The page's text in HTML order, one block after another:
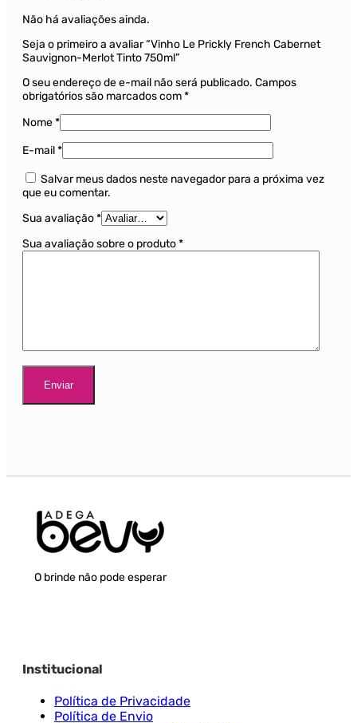
Não há avaliações ainda.
Seja o primeiro a avaliar “Vinho Le Prickly French Cabernet
Sauvignon-Merlot Tinto 750ml”
O seu endereço de e-mail não será publicado. Campos
obrigatórios são marcados com*
Nome*
E-mail*
Salvar meus dados neste navegador para a próxima vez
que eu comentar.
Sua avaliação*
Sua avaliação sobre o produto*
O brinde não pode esperar
Institucional
Política de Privacidade
Política de Envio